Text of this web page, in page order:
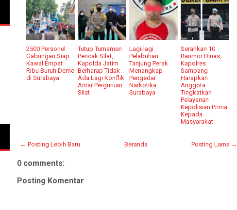
2500 Personel
Gabungan Siap
Kawal Empat
Ribu Buruh Demo
di Surabaya
Tutup Turnamen
Pencak Silat,
Kapolda Jatim
Berharap Tidak
Ada Lagi Konflik
Antar Perguruan
Silat
Lagi-lagi
Pelabuhan
Tanjung Perak
Menangkap
Pengedar
Narkotika
Surabaya
Serahkan 10
Ranmor Dinas,
Kapolres
Sampang
Harapkan
Anggota
Tingkatkan
Pelayanan
Kepolisian Prima
Kepada
Masyarakat
← Posting Lebih Baru Posting Lama →
Beranda
0 comments:
Posting Komentar